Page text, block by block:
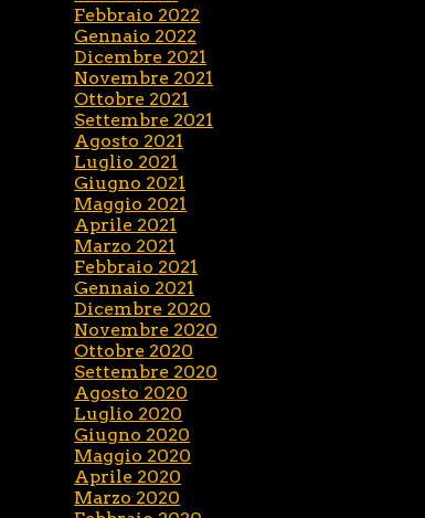
Febbraio 2022
Gennaio 2022
Dicembre 2021
Novembre 2021
Ottobre 2021
Settembre 2021
Agosto 2021
Luglio 2021
Giugno 2021
Maggio 2021
Aprile 2021
Marzo 2021
Febbraio 2021
Gennaio 2021
Dicembre 2020
Novembre 2020
Ottobre 2020
Settembre 2020
Agosto 2020
Luglio 2020
Giugno 2020
Maggio 2020
Aprile 2020
Marzo 2020